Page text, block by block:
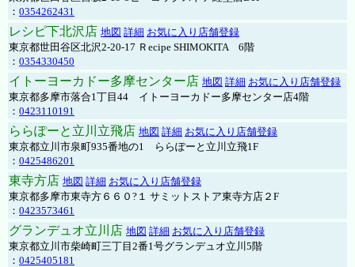
： 0354262431
レシピ下北沢店 地図 詳細 お気に入り店舗登録
東京都世田谷区北沢2-20-17 Ｒecipe SHIMOKITA 6階
： 0354330450
イトーヨーカドー多摩センター店 地図 詳細 お気に入り店舗登録
東京都多摩市落合1丁目44 イトーヨーカドー多摩センター店4階
： 0423110191
ららぽーと立川立飛店 地図 詳細 お気に入り店舗登録
東京都立川市泉町935番地の1 ららぽーと立川立飛1F
： 0425486201
東寺方店 地図 詳細 お気に入り店舗登録
東京都多摩市東寺方６６０?１ サミットストア東寺方店２F
： 0423573461
グランデュオ立川店 地図 詳細 お気に入り店舗登録
東京都立川市柴崎町三丁目2番1号グランデュオ立川5階
： 0425405181